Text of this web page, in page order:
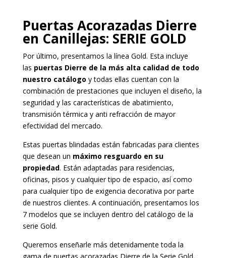
Puertas Acorazadas Dierre
en Canillejas: SERIE GOLD
Por último, presentamos la línea Gold. Esta incluye
las puertas Dierre de la más alta calidad de todo
nuestro catálogo y todas ellas cuentan con la
combinación de prestaciones que incluyen el diseño, la
seguridad y las características de abatimiento,
transmisión térmica y anti refracción de mayor
efectividad del mercado.
Estas puertas blindadas están fabricadas para clientes
que desean un máximo resguardo en su
propiedad. Están adaptadas para residencias,
oficinas, pisos y cualquier tipo de espacio, así como
para cualquier tipo de exigencia decorativa por parte
de nuestros clientes. A continuación, presentamos los
7 modelos que se incluyen dentro del catálogo de la
serie Gold.
Queremos enseñarle más detenidamente toda la